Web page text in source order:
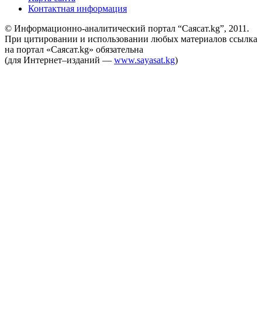
Контактная информация
© Информационно-аналитический портал “Саясат.kg”, 2011.
При цитировании и использовании любых материалов ссылка
на портал «Саясат.kg» обязательна
(для Интернет–изданий — www.sayasat.kg)